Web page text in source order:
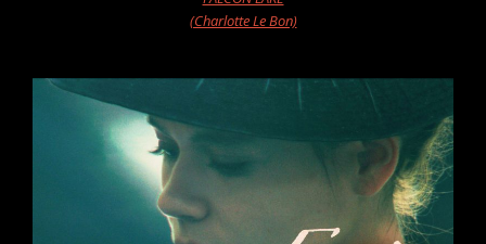
(Charlotte Le Bon)